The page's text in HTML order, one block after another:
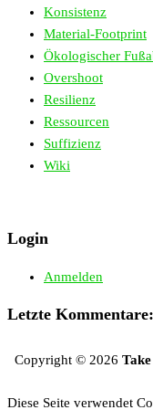
Konsistenz
Material-Footprint
Ökologischer
Overshoot
Resilienz
Ressourcen
Suffizienz
Wiki
Login
Anmelden
Letzte Kommentare:
Copyright © 2026 Take
Diese Seite verwendet